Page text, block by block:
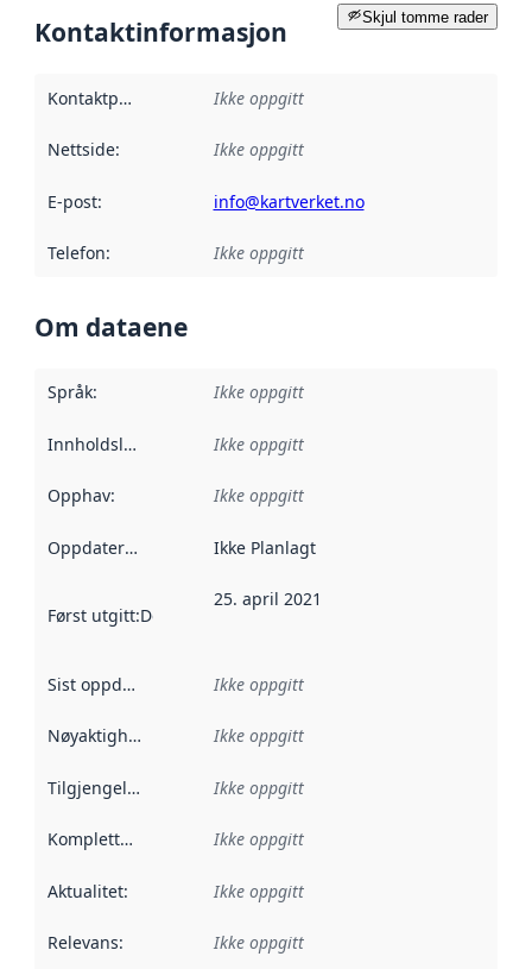
Skjul tomme rader
Kontaktinformasjon
Kontaktpunkt Ikke oppgitt
Nettside: Ikke oppgitt
E-post: info@kartverket.no
Telefon: Ikke oppgitt
Om dataene
Språk: Ikke oppgitt
Innholdsleverandører :
Ikke oppgitt
Opphav: Ikke oppgitt
Oppdateringsfrekvens :
Ikke Planlagt
Først utgitt:Denne datoen sier når dataene i dette
25. april 2021
Sist oppdatert Ikke oppgitt
Nøyaktighet Ikke oppgitt
Tilgjengelighet Ikke oppgitt
Kompletthet Ikke oppgitt
Aktualitet: Ikke oppgitt
Relevans: Ikke oppgitt